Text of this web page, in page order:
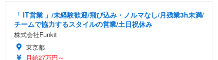
「 IT営業 」/未経験歓迎/飛び込み・ノルマなし/月残業3h未満/
チームで協力するスタイルの営業/土日祝休み
株式会社Funkit
東京都
月給27万円～